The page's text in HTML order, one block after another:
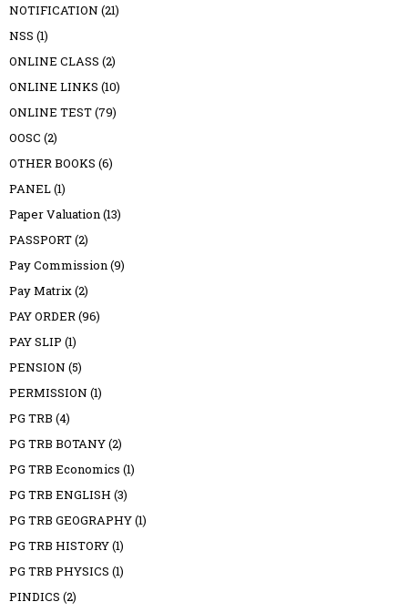
NOTIFICATION (21)
NSS (1)
ONLINE CLASS (2)
ONLINE LINKS (10)
ONLINE TEST(79)
OOSC (2)
OTHER BOOKS (6)
PANEL(1)
Paper Valuation(13)
PASSPORT(2)
Pay Commission(9)
Pay Matrix(2)
PAY ORDER(96)
PAY SLIP (1)
PENSION (5)
PERMISSION (1)
PG TRB (4)
PG TRB BOTANY(2)
PG TRB Economics (1)
PG TRB ENGLISH (3)
PG TRB GEOGRAPHY(1)
PG TRB HISTORY(1)
PG TRB PHYSICS (1)
PINDICS (2)